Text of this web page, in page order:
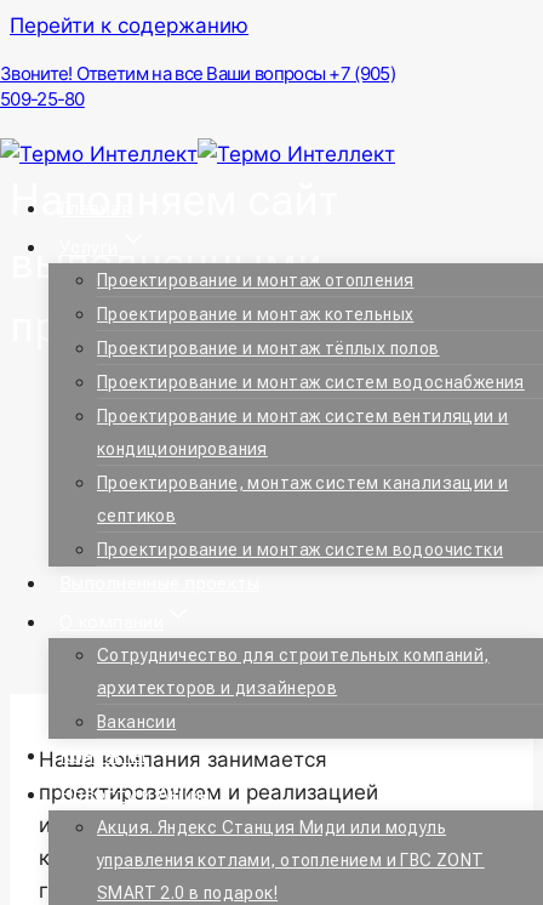
Перейти к содержанию
Звоните! Ответим на все Ваши вопросы +7 (905)
509-25-80
Проектирование и монтаж отопления
Проектирование и монтаж котельных
Проектирование и монтаж тёплых полов
Проектирование и монтаж систем водоснабжения
Проектирование и монтаж систем вентиляции и
кондиционирования
Проектирование, монтаж систем канализации и
септиков
Проектирование и монтаж систем водоочистки
Сотрудничество для строительных компаний,
архитекторов и дизайнеров
Вакансии
Контакты
Новости и Акции
Акция. Яндекс Станция Миди или модуль
управления котлами, отоплением и ГВС ZONT
SMART 2.0 в подарок!
Наполняем сайт
выполненными
проектами
Наша компания занимается
проектированием и реализацией
инженерных систем для загородных домов,
коттеджей и таунхаусов и квартир с 2007
года. В ближайшее время мы добавим